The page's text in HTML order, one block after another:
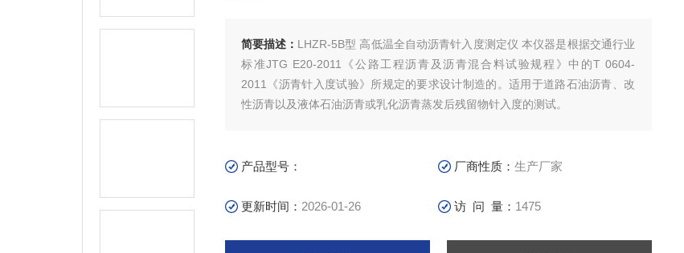
简要描述： LHZR-5B型 高低温全自动沥青针入度测定仪 本仪器是根据交通行业
标准JTG E20-2011《公路工程沥青及沥青混合料试验规程》中的T 0604-
2011《沥青针入度试验》所规定的要求设计制造的。适用于道路石油沥青、改
性沥青以及液体石油沥青或乳化沥青蒸发后残留物针入度的测试。
产品型号： 厂商性质：生产厂家
更新时间： 2026-01-26 访 问 量： 1475